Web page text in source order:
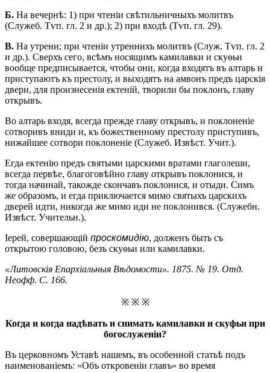
Б. На вечернѣ: 1) при чтеніи свѣтильничныхъ молитвъ
(Служеб. Тѵп. гл. 2 и др.); 2) при входѣ (Тѵп. гл. 29).
В. На утрени; при чтеніи утреннихъ молитвъ (Служ. Тѵп. гл. 2
и др.). Сверхъ сего, всѣмъ носящимъ камилавки и скуѳьи
вообще предписывается, чтобы они, когда входятъ въ алтарь и
приступаютъ къ престолу, и выходятъ на амвонъ предъ царскія
двери, для произнесенія ектеній, творили бы поклонъ, главу
открывъ.
Во алтарь входя, всегда прежде главу открывъ, и поклоненіе
сотворивъ вниди и, къ божественному престолу приступивъ,
нижайшее сотвори поклоненіе (Служеб. Извѣст. Учит.).
Егда ектенію предъ святыми царскими вратами глаголеши,
всегда первѣе, благоговѣйно главу открывъ поклонися, и
тогда начинай, такожде скончавъ поклонися, и отыди. Симъ
же образомъ, и егда приключается мимо святыхъ царскихъ
дверей идти, никогда же мимо иди не поклонився. (Служебн.
Извѣст. Учительн.).
Іерей, совершающій проскомидію, долженъ быть съ
открытою головою, безъ скуѳьи или камилавки.
«Литовскія Епархіальныя Вѣдомости». 1875. № 19. Отд.
Неофф. С. 166.
※ ※ ※
Когда и когда надѣвать и снимать камилавки и скуфьи при
богослуженіи?
Въ церковномъ Уставѣ нашемъ, въ особенной статьѣ подъ
наименованіемъ: «Объ откровеніи главъ» во время